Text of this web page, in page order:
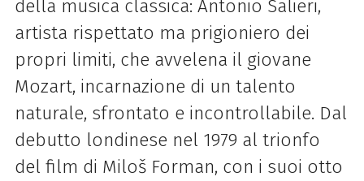
della musica classica: Antonio Salieri,
artista rispettato ma prigioniero dei
propri limiti, che avvelena il giovane
Mozart, incarnazione di un talento
naturale, sfrontato e incontrollabile. Dal
debutto londinese nel 1979 al trionfo
del film di Miloš Forman, con i suoi otto